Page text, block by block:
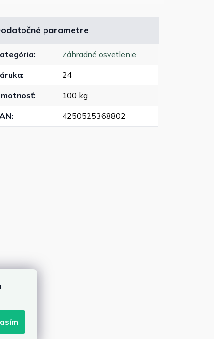
parametre
: Záhradné osvetlenie
: 24
: 100 kg
: 4250525368802